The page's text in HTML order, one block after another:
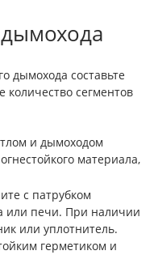
дымохода составьте
количество сегментов
и дымоходом
материала,
с патрубком
или печи. При наличии
или уплотнитель.
герметиком и